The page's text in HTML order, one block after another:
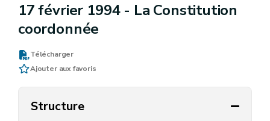
17 février 1994 - La Constitution
coordonnée
Télécharger
Ajouter aux favoris
Structure